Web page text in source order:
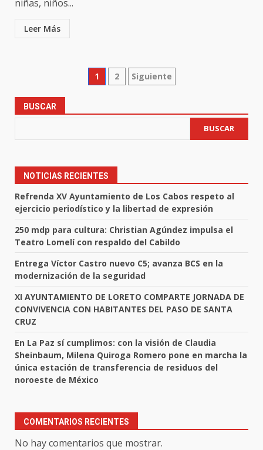
niñas, niños...
Leer Más
Paginación
entradas
1 2 Siguiente
BUSCAR
BUSCAR
NOTICIAS RECIENTES
Refrenda XV Ayuntamiento de Los Cabos respeto al
ejercicio periodístico y la libertad de expresión
250 mdp para cultura: Christian Agúndez impulsa el
Teatro Lomelí con respaldo del Cabildo
Entrega Víctor Castro nuevo C5; avanza BCS en la
modernización de la seguridad
XI AYUNTAMIENTO DE LORETO COMPARTE JORNADA DE
CONVIVENCIA CON HABITANTES DEL PASO DE SANTA
CRUZ
En La Paz sí cumplimos: con la visión de Claudia
Sheinbaum, Milena Quiroga Romero pone en marcha la
única estación de transferencia de residuos del
noroeste de México
COMENTARIOS RECIENTES
No hay comentarios que mostrar.